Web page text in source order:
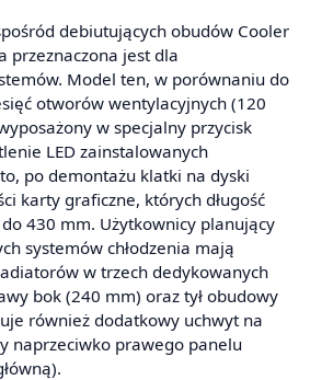
debiutujących obudów Cooler
przeznaczona jest dla
Model ten, w porównaniu do
otworów wentylacyjnych (120
w specjalny przycisk
LED zainstalowanych
po demontażu klatki na dyski
karty graficzne, których długość
430 mm. Użytkownicy planujący
systemów chłodzenia mają
w trzech dedykowanych
bok (240 mm) oraz tył obudowy
również dodatkowy uchwyt na
naprzeciwko prawego panelu